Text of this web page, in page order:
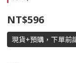
NT$596
現貨+預購，下單前